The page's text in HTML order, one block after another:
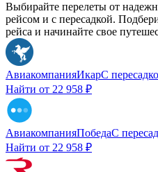
Выбирайте перелеты от
рейсом и с пересадкой.
рейса и начинайте свое
АвиакомпанияИкарС
Найти от 22 958 ₽
АвиакомпанияПобедаС
Найти от 22 958 ₽